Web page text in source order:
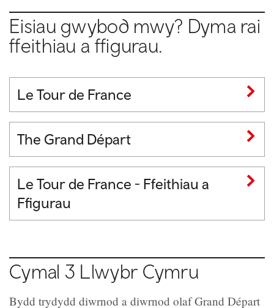
Eisiau gwybod mwy? Dyma rai
ffeithiau a ffigurau.
Le Tour de France
The Grand Départ
Le Tour de France - Ffeithiau a
Ffigurau
Cymal 3 Llwybr Cymru
Bydd trydydd diwrnod a diwrnod olaf Grand Départ